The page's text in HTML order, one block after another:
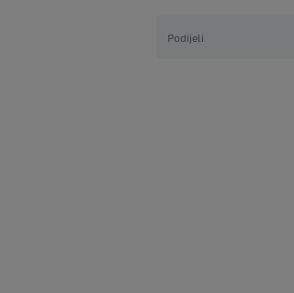
Podijeli